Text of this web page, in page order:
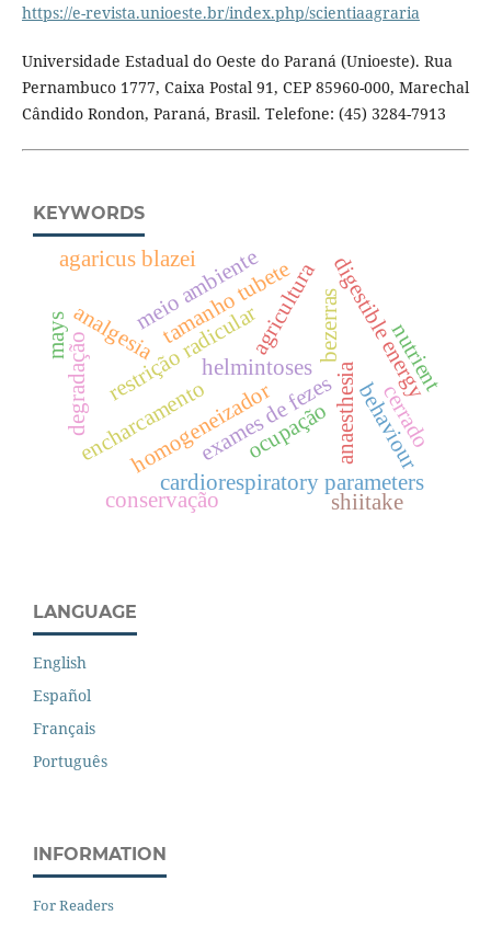
https://e-revista.unioeste.br/index.php/scientiaagraria
Universidade Estadual do Oeste do Paraná (Unioeste). Rua
Pernambuco 1777, Caixa Postal 91, CEP 85960-000, Marechal
Cândido Rondon, Paraná, Brasil. Telefone: (45) 3284-7913
KEYWORDS
bezerras
exames de fezes
helmintoses
restrição radicular
encharcamento
tamanho tubete
anaesthesia
analgesia
cardiorespiratory parameters
behaviour
homogeneizador cerrado
ocupação
agricultura
degradação
meio ambiente digestible energy
conservação
nutrient
shiitake
agaricus blazei
mays
LANGUAGE
English
Español
Français
Português
INFORMATION
For Readers